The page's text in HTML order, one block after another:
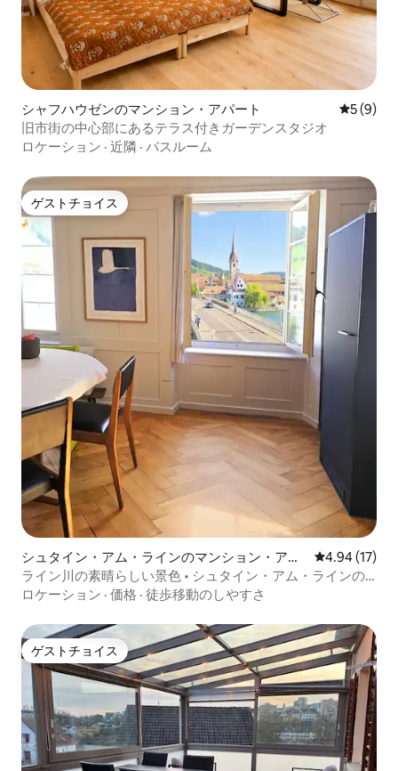
シャフハウゼンのマンション・アパート レビュー
5 (9)
旧市街の中心部にあるテラス付きガーデンスタジオ
ロケーション · 近隣 · バスルーム
ゲストチョイス
ゲストチョイス
シュタイン・アム・ラインのマンション・アパ
ート
レビュー17
4.94 (17)
ライン川の素晴らしい景色 • シュタイン・アム・ラインの
旧市街
ロケーション · 価格 · 徒歩移動のしやすさ
ゲストチョイス
ゲストチョイス